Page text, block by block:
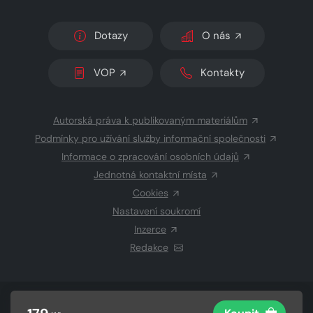
Dotazy O nás
VOP Kontakty
Autorská práva k publikovaným materiálům
Podmínky pro užívání služby informační společnosti
Informace o zpracování osobních údajů
Jednotná kontaktní místa
Cookies
Nastavení soukromí
Inzerce
Redakce
CZECH NEWS CENTER a.s.a dodavatelé